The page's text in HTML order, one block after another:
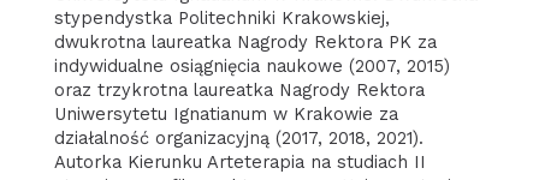
stypendystka Politechniki Krakowskiej,
dwukrotna laureatka Nagrody Rektora PK za
indywidualne osiągnięcia naukowe (2007, 2015)
oraz trzykrotna laureatka Nagrody Rektora
Uniwersytetu Ignatianum w Krakowie za
działalność organizacyjną (2017, 2018, 2021).
Autorka Kierunku Arteterapia na studiach II